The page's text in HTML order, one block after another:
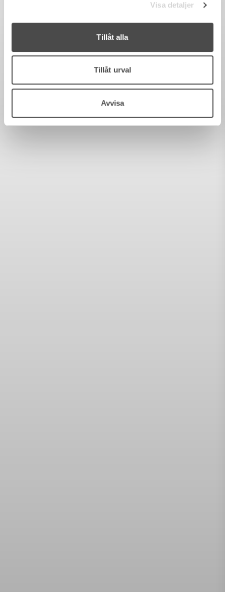
Visa detaljer
Tillåt alla
Tillåt urval
Avvisa